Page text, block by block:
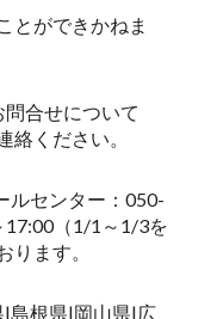
とができかねま
合せについて
絡ください。
センター：050-
（1/1～1/3を
ます。
|島根県|岡山県|広